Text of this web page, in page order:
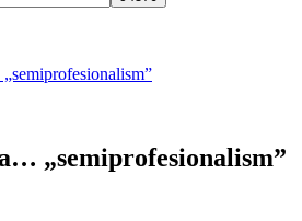
„semiprofesionalism”